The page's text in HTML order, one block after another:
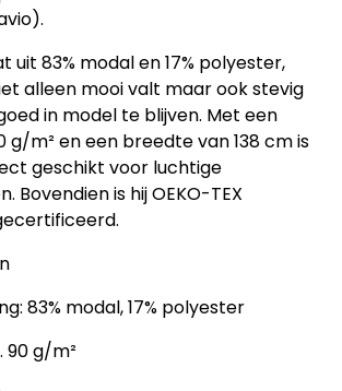
uit 83% modal en 17% polyester,
alleen mooi valt maar ook stevig
in model te blijven. Met een
g/m² en een breedte van 138 cm is
geschikt voor luchtige
Bovendien is hij OEKO-TEX
83% modal, 17% polyester
90 g/m²